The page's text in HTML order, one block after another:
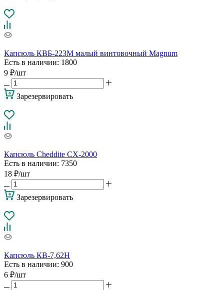
Капсюль КВБ-223М малый винтовочный Magnum
Есть в наличии: 1800
9 ₽/шт
Зарезервировать
Капсюль Cheddite CX-2000
Есть в наличии: 7350
18 ₽/шт
Зарезервировать
Капсюль КВ-7,62Н
Есть в наличии: 900
6 ₽/шт